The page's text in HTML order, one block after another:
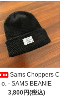
Sams Choppers C
o. - SAMS BEANIE
3,800円(税込)